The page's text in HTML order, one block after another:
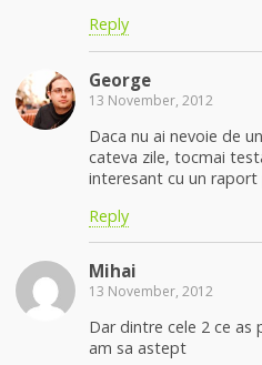
Reply
George
13 November, 2012
Daca nu ai nevoie de
cateva zile, tocmai
interesant cu un
Reply
Mihai
13 November, 2012
Dar dintre cele 2 ce as
am sa astept